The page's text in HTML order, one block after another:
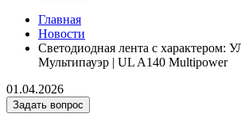
Главная
Новости
Светодиодная лента с характером:
Мультипауэр | UL A140 Multipower
01.04.2026
Задать вопрос